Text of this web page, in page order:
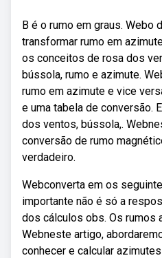
B é o rumo em graus. Webo
transformar rumo em
os conceitos de rosa dos
bússola, rumo e azimute.
rumo em azimute e vice
e uma tabela de conversão.
dos ventos, bússola,.
conversão de rumo
verdadeiro.
Webconverta em os
importante não é só a
dos cálculos obs. Os rumos
Webneste artigo,
conhecer e calcular